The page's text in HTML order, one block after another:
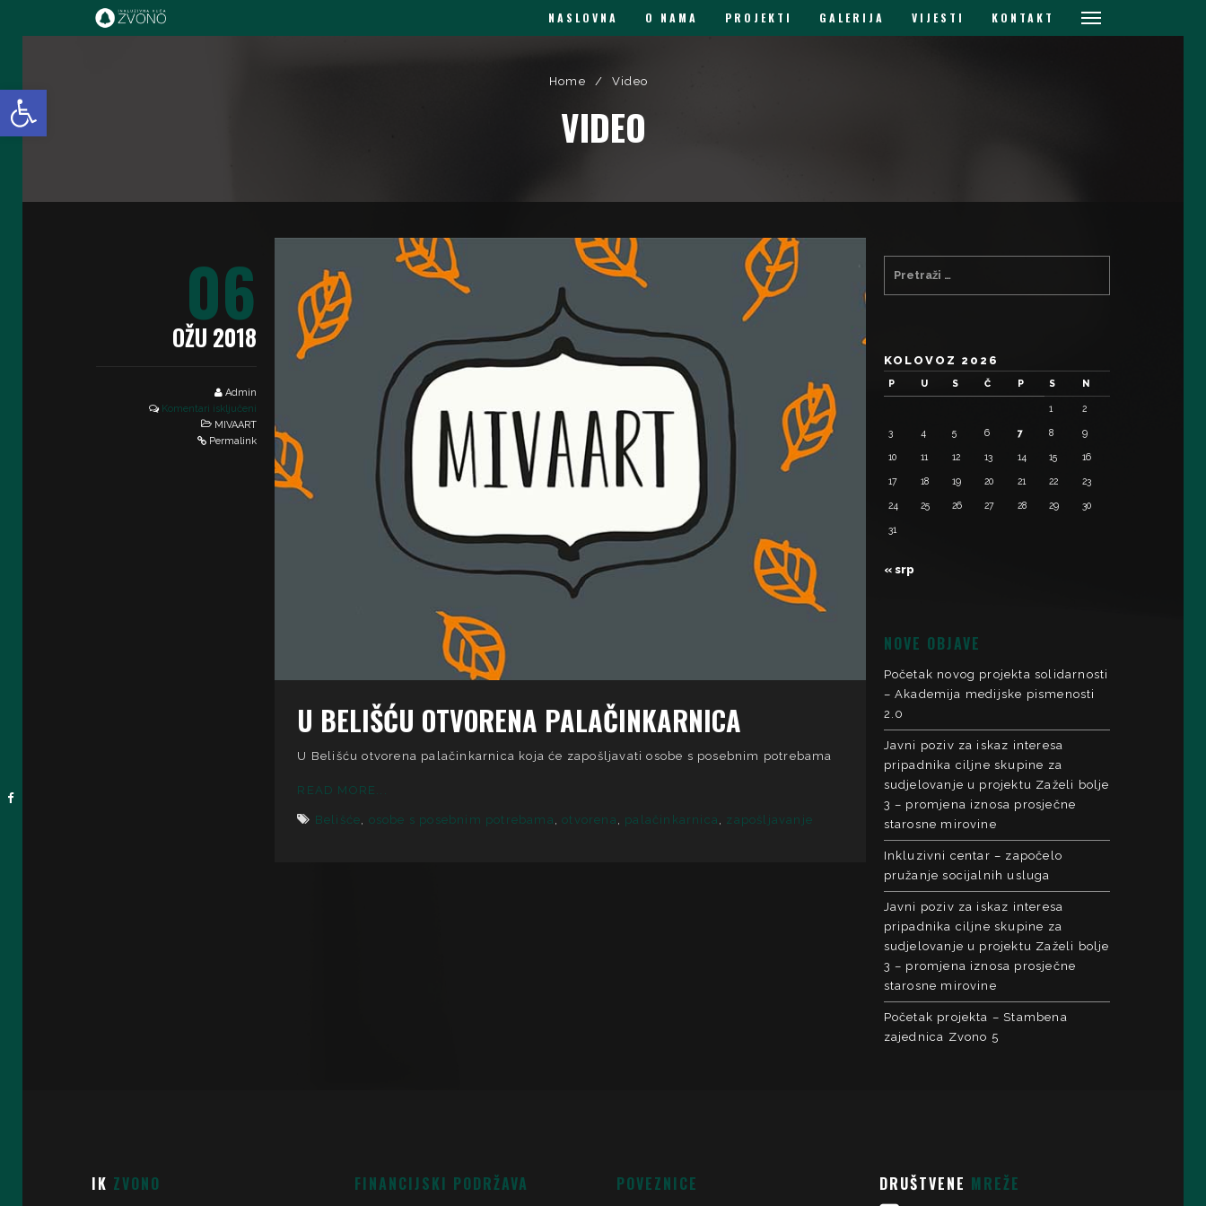
Open toolbar
NASLOVNA O NAMA PROJEKTI GALERIJA VIJESTI KONTAKT
IK Zvono
Home / Video
VIDEO
06
OŽU 2018
Admin
Komentari isključeni
MIVAART
Permalink
U BELIŠĆU OTVORENA PALAČINKARNICA
U Belišću otvorena palačinkarnica koja će zapošljavati osobe s posebnim potrebama
READ MORE...
Belišće, osobe s posebnim potrebama ,otvorena , palačinkarnica , zapošljavanje
KOLOVOZ 2026
P U S Č P S N
1 2
3 4 5 6 7 8 9
10 11 12 13 14 15 16
17 18 19 20 21 22 23
24 25 26 27 28 29 30
31
« srp
NOVE OBJAVE
Početak novog projekta solidarnosti
– Akademija medijske pismenosti
2.0
Javni poziv za iskaz interesa
pripadnika ciljne skupine za
sudjelovanje u projektu Zaželi bolje
3 – promjena iznosa prosječne
starosne mirovine
Inkluzivni centar – započelo
pružanje socijalnih usluga
Javni poziv za iskaz interesa
pripadnika ciljne skupine za
sudjelovanje u projektu Zaželi bolje
3 – promjena iznosa prosječne
starosne mirovine
Početak projekta – Stambena
zajednica Zvono 5
IK ZVONO FINANCIJSKI PODRŽAVA POVEZNICE DRUŠTVENE MREŽE